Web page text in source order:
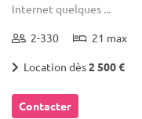
Internet quelques ...
2-330 21 max
Location dès2 500 €
Contacter